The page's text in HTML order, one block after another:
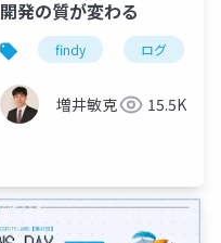
開発の質が変わる
findy ログ
増井敏克 15.5K